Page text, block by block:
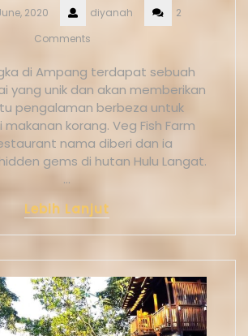
2020 diyanah
2
Comments
di Ampang terdapat sebuah
yang unik dan akan memberikan
pengalaman berbeza untuk
korang. Veg Fish Farm
nama diberi dan ia
gems di hutan Hulu Langat.
…
Lebih Lanjut